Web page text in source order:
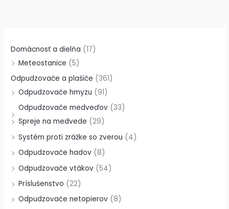
Domácnosť a dielňa (17)
Meteostanice (5)
Odpudzovače a plašiče (361)
Odpudzovače hmyzu (91)
Odpudzovače medveďov (33)
Spreje na medvede (29)
Systém proti zrážke so zverou (4)
Odpudzovače hadov (8)
Odpudzovače vtákov (54)
Príslušenstvo (22)
Odpudzovače netopierov (8)